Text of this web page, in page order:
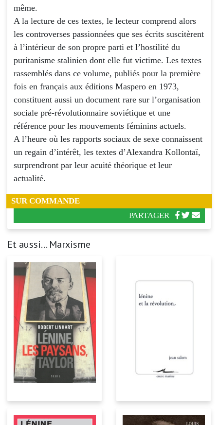
même.
A la lecture de ces textes, le lecteur comprend alors
les controverses passionnées que ses écrits suscitèrent
à l’intérieur de son propre parti et l’hostilité du
puritanisme stalinien dont elle fut victime. Les textes
rassemblés dans ce volume, publiés pour la première
fois en français aux éditions Maspero en 1973,
constituent aussi un document rare sur l’organisation
sociale pré-révolutionnaire soviétique et une
référence pour les mouvements féminins actuels.
A l’heure où les rapports sociaux de sexe connaissent
un regain d’intérêt, les textes d’Alexandra Kollontaï,
surprendront par leur acuité théorique et leur
actualité.
SUR COMMANDE
PARTAGER
Et aussi... Marxisme